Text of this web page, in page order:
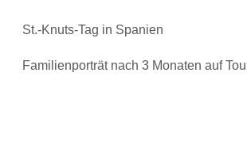
St.-Knuts-Tag in Spanien
Familienporträt nach 3 Monaten auf